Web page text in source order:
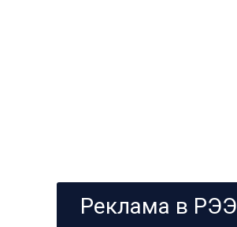
Реклама в РЭЭ